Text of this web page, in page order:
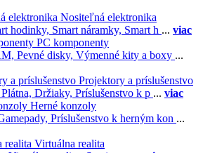
Nositeľná elektronika
hodinky, Smart náramky, Smart h ... viac
PC komponenty
Pevné disky, Výmenné kity a boxy ...
Projektory a príslušenstvo
Plátna, Držiaky, Príslušenstvo k p ... viac
Herné konzoly
Príslušenstvo k herným kon ...
Virtuálna realita